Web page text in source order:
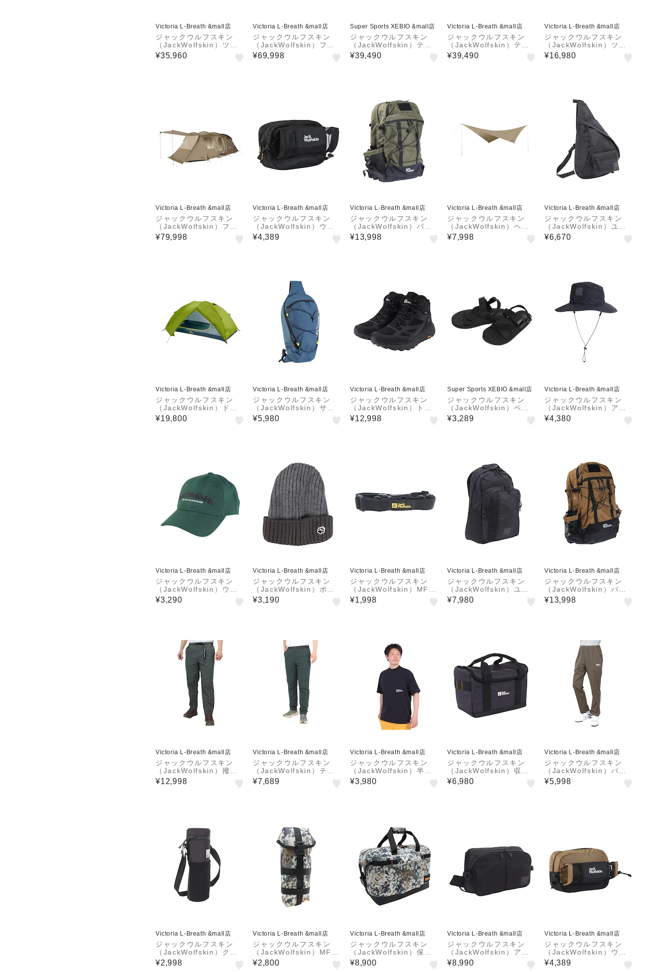
Victoria L-Breath &mall店
ジャックウルフスキン
（JackWolfskin）ツー
リングテント ドーム キ
ャンプ ECLIPSE III 300
¥35,960
Victoria L-Breath &mall店
ジャックウルフスキン
（JackWolfskin）ファ
ミリーテント 2ルーム E
Q GREAT DIVIDE RT 3
¥69,998
Super Sports XEBIO &mall店
ジャックウルフスキン
（JackWolfskin）テン
ト キャンプ 4人用 グラ
ンド イリュージョン フ
¥39,490
Victoria L-Breath &mall店
ジャックウルフスキン
（JackWolfskin）テン
ト キャンプ 4人用 グラ
ンド イリュージョン フ
¥39,490
Victoria L-Breath &mall店
ジャックウルフスキン
（JackWolfskin）ツー
リングテント ドーム キ
ャンプ GOSSAMER 30
¥16,980
Victoria L-Breath &mall店
ジャックウルフスキン
（JackWolfskin）ファ
ミリーテント 2ルーム E
Q TRAVEL LODGE RT
¥79,998
Victoria L-Breath &mall店
ジャックウルフスキン
（JackWolfskin）ウエ
ストバッグ フィールドハ
イカー スリングバッグ A
¥4,389
Victoria L-Breath &mall店
ジャックウルフスキン
（JackWolfskin）バッ
グ リュック バックパッ
ク JP FL HIKER SACK
¥13,998
Victoria L-Breath &mall店
ジャックウルフスキン
（JackWolfskin）ヘキ
サタープ テント キャン
プ MOONSHADOW 300
¥7,998
Victoria L-Breath &mall店
ジャックウルフスキン
（JackWolfskin）ユー
ティル ワンショルダー3
イン1 バッグ A63660-6
¥6,670
Victoria L-Breath &mall店
ジャックウルフスキン
（JackWolfskin）ドー
ム キャンプ SKYROCKE
T II DOME 3008061-4
¥19,800
Victoria L-Breath &mall店
ジャックウルフスキン
（JackWolfskin）サイ
ロックス スリングバッグ
2020151-1292
¥5,980
Victoria L-Breath &mall店
ジャックウルフスキン
（JackWolfskin）トレ
ッキングシューズ 登山靴
TERRAVENTURE TEX
¥12,998
Super Sports XEBIO &mall店
ジャックウルフスキン
（JackWolfskin）ベル
トサンダル M URBAN E
NTDECKUNG ブラック
¥3,289
Victoria L-Breath &mall店
ジャックウルフスキン
（JackWolfskin）アー
バンエコ レインハット 5
024993-6000
¥4,380
Victoria L-Breath &mall店
ジャックウルフスキン
（JackWolfskin）ウー
ルブレンド アーチロゴ
キャップ A63235-4161
¥3,290
Victoria L-Breath &mall店
ジャックウルフスキン
（JackWolfskin）ポー
ワッペン ビーニー A632
52-6203
¥3,190
Victoria L-Breath &mall店
ジャックウルフスキン
（JackWolfskin）MFL
UT SLING TAPE 80076
61-6000
¥1,998
Victoria L-Breath &mall店
ジャックウルフスキン
（JackWolfskin）ユー
ティル デイパック 3IN1
バッグ A63659-6000
¥7,980
Victoria L-Breath &mall店
ジャックウルフスキン
（JackWolfskin）バッ
グ リュック バックパッ
ク JP FL HIKER SACK
¥13,998
Victoria L-Breath &mall店
ジャックウルフスキン
（JackWolfskin）撥水
ストレッチ ラギットクラ
イム ロングパンツ 5027
¥12,998
Victoria L-Breath &mall店
ジャックウルフスキン
（JackWolfskin）テッ
クフレックス ワームパン
ツ A63216-4161
¥7,689
Victoria L-Breath &mall店
ジャックウルフスキン
（JackWolfskin）半袖T
シャツ J UR ENGINEE
R MOCK T 5034471_6
¥3,980
Victoria L-Breath &mall店
ジャックウルフスキン
（JackWolfskin）収納
バッグ 12L ポー キャン
プギアボックス バッグ 2
¥6,980
Victoria L-Breath &mall店
ジャックウルフスキン
（JackWolfskin）パン
ツ ボトム プレライトプ
ロ パンツ A60212A-571
¥5,998
Victoria L-Breath &mall店
ジャックウルフスキン
（JackWolfskin）クー
ラーバッグ 保冷 撥水 1.
5L キャンプ フェス トゥ
¥2,998
Victoria L-Breath &mall店
ジャックウルフスキン
（JackWolfskin）MFL
C-BOTTLE BAG 80075
61-5164
¥2,800
Victoria L-Breath &mall店
ジャックウルフスキン
（JackWolfskin）保冷
バッグ クーラーバッグ
ソフトクーラー MFL SO
¥8,900
Victoria L-Breath &mall店
ジャックウルフスキン
（JackWolfskin）アー
バンディバイド スリング
バッグ A63662-6000
¥8,990
Victoria L-Breath &mall店
ジャックウルフスキン
（JackWolfskin）ウエ
ストバッグ フィールドハ
イカー スリングバッグ A
¥4,389